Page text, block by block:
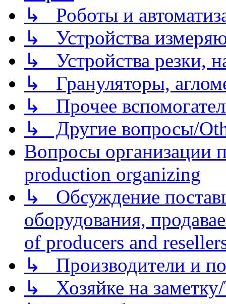
↳ Роботы и
↳ Устройства
↳ Устройства резки,
↳ Грануляторы,
↳ Прочее
↳ Другие вопросы/
Вопросы организации
production organizing
↳ Обсуждение
оборудования,
of producers and
↳ Производители и
↳ Хозяйке на